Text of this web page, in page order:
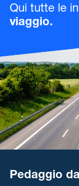
Qui tutte le
viaggio.
Pedaggio